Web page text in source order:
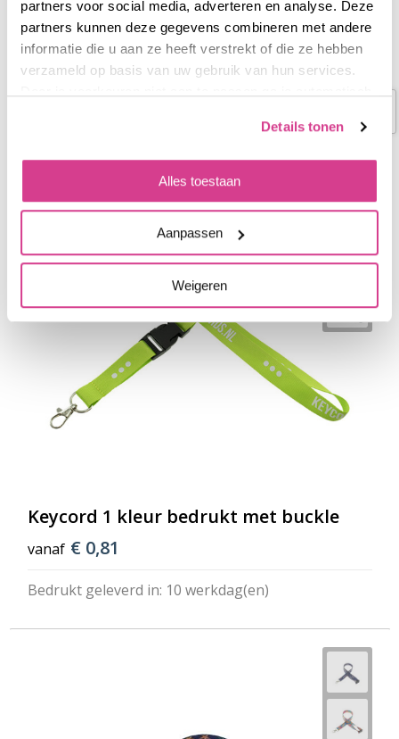
partners voor social media, adverteren en analyse. Deze
partners kunnen deze gegevens combineren met andere
informatie die u aan ze heeft verstrekt of die ze hebben
verzameld op basis van uw gebruik van hun services.
Details tonen
Alles toestaan
Aanpassen
Weigeren
Keycord 1 kleur bedrukt met safety clip
vanaf € 0,81
Bedrukt geleverd in: 10 werkdag(en)
Keycord 1 kleur bedrukt met buckle
vanaf € 0,81
Bedrukt geleverd in: 10 werkdag(en)